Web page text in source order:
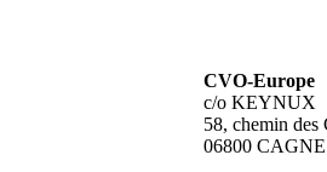
CVO-Europe
c/o KEYNUX
58, chemin des
06800